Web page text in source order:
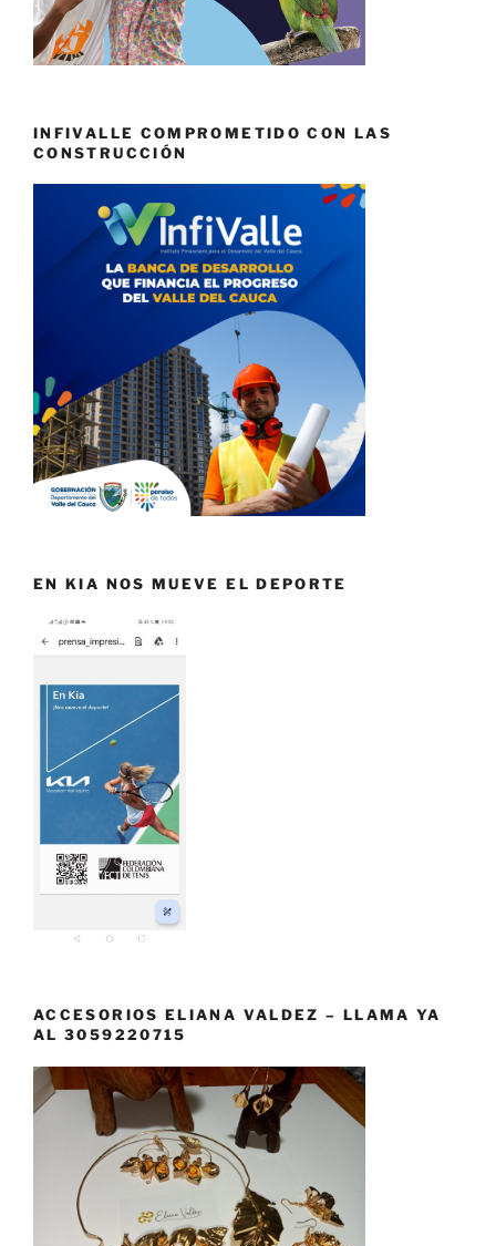
INFIVALLE COMPROMETIDO CON LAS
CONSTRUCCIÓN
EN KIA NOS MUEVE EL DEPORTE
ACCESORIOS ELIANA VALDEZ – LLAMA YA
AL 3059220715